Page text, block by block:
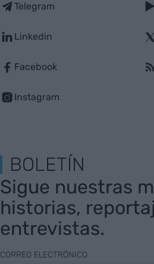
Telegram
Linkedin
Facebook
Instagram
BOLETÍN
Sigue nuestras
historias,
entrevistas.
CORREO ELECTRÓNICO